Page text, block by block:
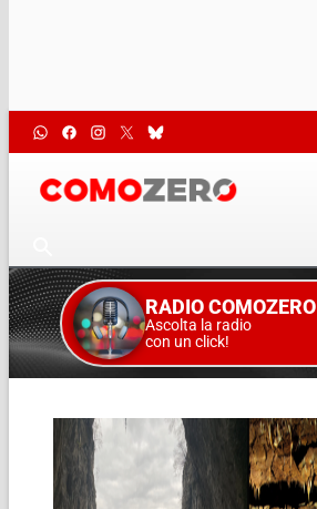
RADIO COMOZERO
Ascolta la radio
con un click!